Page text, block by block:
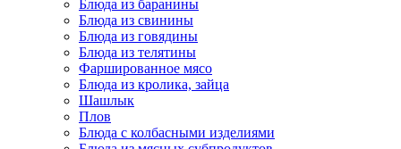
Блюда из баранины
Блюда из свинины
Блюда из говядины
Блюда из телятины
Фаршированное мясо
Блюда из кролика, зайца
Шашлык
Плов
Блюда с колбасными изделиями